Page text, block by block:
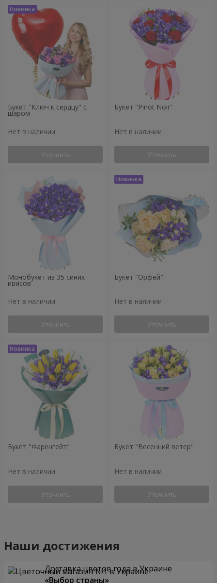
Букет "Ключ к сердцу" с
шаром
Нет в наличии
Уточнить
Букет "Pinot Noir"
Нет в наличии
Уточнить
Монобукет из 35 синих
ирисов
Нет в наличии
Уточнить
Букет "Орфей"
Нет в наличии
Уточнить
Букет "Фаренгейт"
Нет в наличии
Уточнить
Букет "Весенний ветер"
Нет в наличии
Уточнить
Наши достижения
Доставка цветов года в Украине
«Выбор страны»